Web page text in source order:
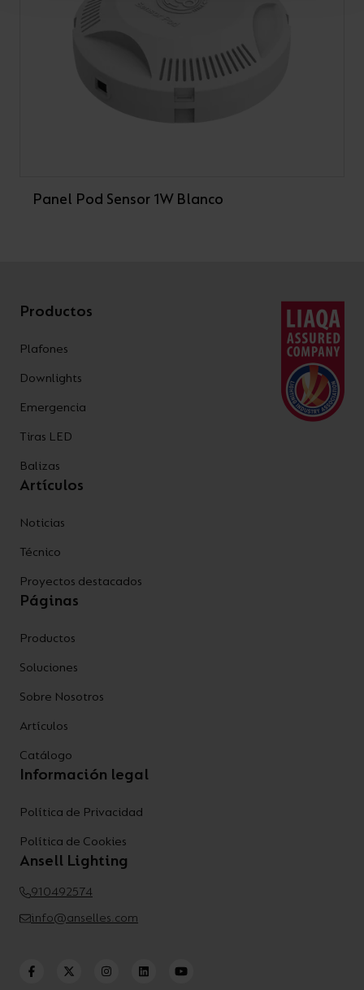
Panel Pod Sensor 1W Blanco
Productos
Plafones
Downlights
Emergencia
Tiras LED
Balizas
Artículos
Noticias
Técnico
Proyectos destacados
Páginas
Productos
Soluciones
Sobre Nosotros
Artículos
Catálogo
Información legal
Política de Privacidad
Política de Cookies
Ansell Lighting
910492574
info@anselles.com